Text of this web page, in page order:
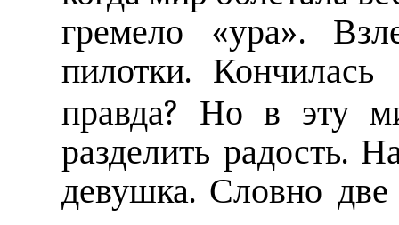
гремело «ура».
пилотки. Кончилась
правда? Но в эту
разделить радость.
девушка. Словно две